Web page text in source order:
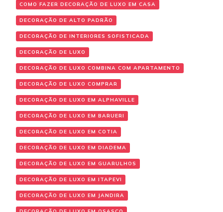
COMO FAZER DECORAÇÃO DE LUXO EM CASA
DECORAÇÃO DE ALTO PADRÃO
DECORAÇÃO DE INTERIORES SOFISTICADA
DECORAÇÃO DE LUXO
DECORAÇÃO DE LUXO COMBINA COM APARTAMENTO
DECORAÇÃO DE LUXO COMPRAR
DECORAÇÃO DE LUXO EM ALPHAVILLE
DECORAÇÃO DE LUXO EM BARUERI
DECORAÇÃO DE LUXO EM COTIA
DECORAÇÃO DE LUXO EM DIADEMA
DECORAÇÃO DE LUXO EM GUARULHOS
DECORAÇÃO DE LUXO EM ITAPEVI
DECORAÇÃO DE LUXO EM JANDIRA